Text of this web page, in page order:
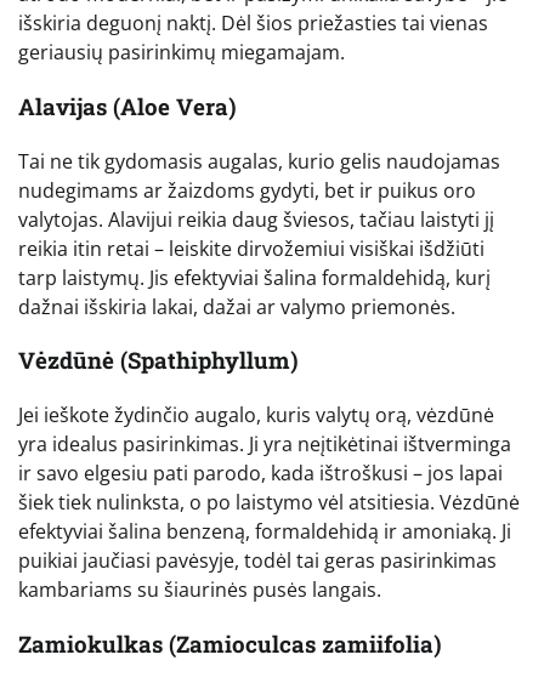
išskiria deguonį naktį. Dėl šios priežasties tai vienas
geriausių pasirinkimų miegamajam.
Alavijas (Aloe Vera)
Tai ne tik gydomasis augalas, kurio gelis naudojamas
nudegimams ar žaizdoms gydyti, bet ir puikus oro
valytojas. Alavijui reikia daug šviesos, tačiau laistyti jį
reikia itin retai – leiskite dirvožemiui visiškai išdžiūti
tarp laistymų. Jis efektyviai šalina formaldehidą, kurį
dažnai išskiria lakai, dažai ar valymo priemonės.
Vėzdūnė (Spathiphyllum)
Jei ieškote žydinčio augalo, kuris valytų orą, vėzdūnė
yra idealus pasirinkimas. Ji yra neįtikėtinai ištverminga
ir savo elgesiu pati parodo, kada ištroškusi – jos lapai
šiek tiek nulinksta, o po laistymo vėl atsitiesia. Vėzdūnė
efektyviai šalina benzeną, formaldehidą ir amoniaką. Ji
puikiai jaučiasi pavėsyje, todėl tai geras pasirinkimas
kambariams su šiaurinės pusės langais.
Zamiokulkas (Zamioculcas zamiifolia)